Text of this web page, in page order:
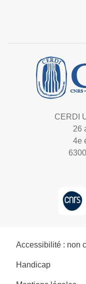
CERDI
26
4e
Accessibilité : non
Handicap